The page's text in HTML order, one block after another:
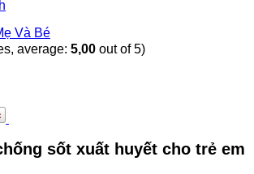
Và Bé
average: 5,00 out of 5)
sốt xuất huyết cho trẻ em